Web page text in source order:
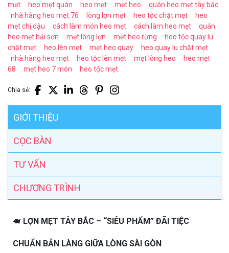
mẹt
heo mẹt quán heo mẹt mẹt heo
quán heo mẹt tây bắc
nhà hàng heo mẹt 76
lòng lợn mẹt heo tộc chặt mẹt
heo
mẹt chị dậu
cách làm món heo mẹt cách làm heo mẹt
quán
heo mẹt hải sơn
mẹt lòng lợn mẹt heo rừng
heo tộc quay lu
chặt mẹt
heo lên mẹt mẹt heo quay
heo quay lu chặt mẹt
nhà hàng heo mẹt
heo tộc lên mẹt mẹt lòng heo
heo mẹt
68
mẹt heo 7 món heo tộc mẹt
Chia sẻ:
GIỚI THIỆU
CỌC BÀN
TƯ VẤN
CHƯƠNG TRÌNH
🐖 LỢN MẸT TÂY BẮC – “SIÊU PHẨM” ĐÃI TIỆC
CHUẨN BẢN LÀNG GIỮA LÒNG SÀI GÒN